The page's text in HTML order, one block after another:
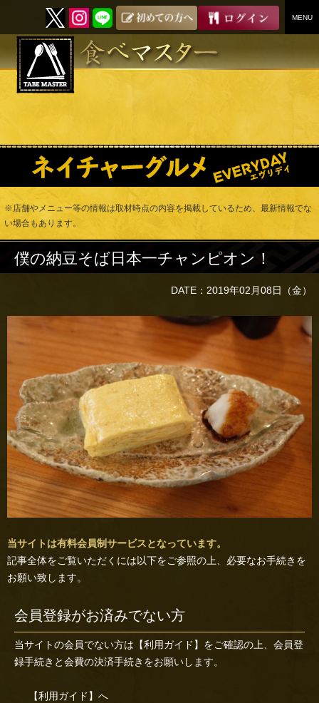
MENU
SKIP
※店舗やメニュー等の情報は取材時点の内容を掲載しているため、最新情報でな
い場合もあります。
僕の納豆そば日本一チャンピオン！
DATE：2019年02月08日（金）
当サイトは有料会員制サービスとなっています。
記事全体をご覧いただくには以下をご参照の上、必要なお手続きを
お願い致します。
会員登録がお済みでない方
当サイトの会員でない方は 【利用ガイド】 をご確認の上、会員登
録手続きと会費の決済手続きをお願いします。
【利用ガイド】へ